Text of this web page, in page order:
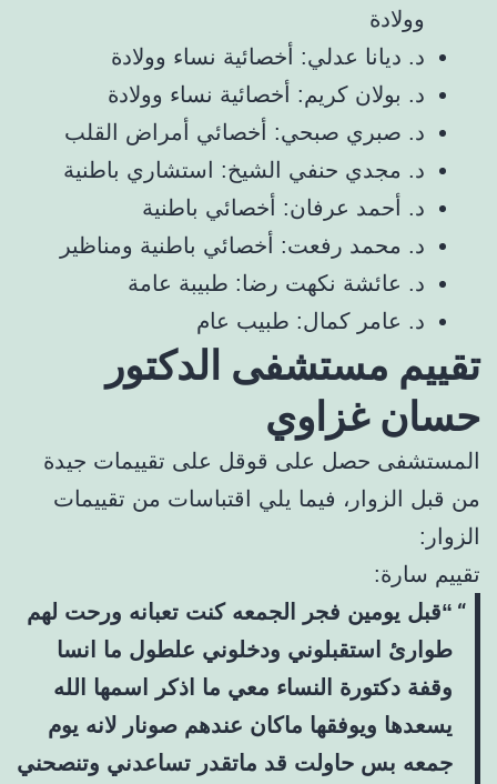
وولادة
د. ديانا عدلي: أخصائية نساء وولادة
د. بولان كريم: أخصائية نساء وولادة
د. صبري صبحي: أخصائي أمراض القلب
د. مجدي حنفي الشيخ: استشاري باطنية
د. أحمد عرفان: أخصائي باطنية
د. محمد رفعت: أخصائي باطنية ومناظير
د. عائشة نكهت رضا: طبيبة عامة
د. عامر كمال: طبيب عام
تقييم مستشفى الدكتور
حسان غزاوي
المستشفى حصل على قوقل على تقييمات جيدة
من قبل الزوار، فيما يلي اقتباسات من تقييمات
الزوار:
تقييم سارة:
“قبل يومين فجر الجمعه كنت تعبانه ورحت لهم
طوارئ استقبلوني ودخلوني علطول ما انسا
وقفة دكتورة النساء معي ما اذكر اسمها الله
يسعدها ويوفقها ماكان عندهم صونار لانه يوم
جمعه بس حاولت قد ماتقدر تساعدني وتنصحني